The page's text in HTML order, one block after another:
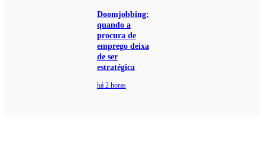
Doomjobbing:
quando a
procura de
emprego deixa
de ser
estratégica
há 2 horas